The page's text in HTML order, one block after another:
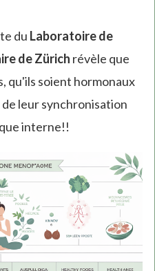
du Laboratoire de
de Zürich révèle que
qu'ils soient hormonaux
leur synchronisation
interne!!